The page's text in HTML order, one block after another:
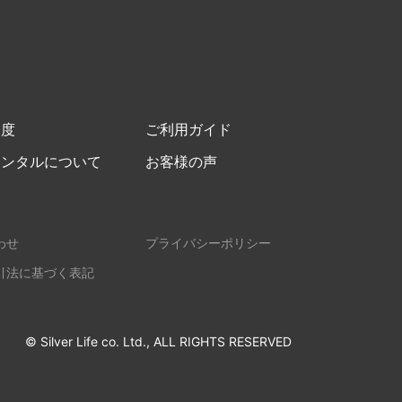
ご利用ガイド
タルについて
お客様の声
せ
プライバシーポリシー
法に基づく表記
© Silver Life co. Ltd., ALL RIGHTS RESERVED